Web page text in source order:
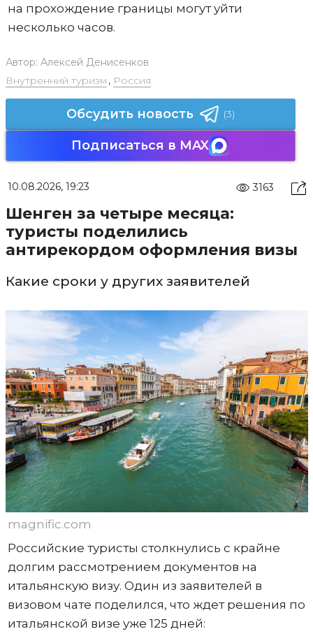
на прохождение границы могут уйти
несколько часов.
Автор: Алексей Денисенков
Внутренний туризм , Россия
Обсудить новость (3)
Подписаться в MAX
10.08.2026, 19:23 3163
Шенген за четыре месяца:
туристы поделились
антирекордом оформления визы
Какие сроки у других заявителей
magnific.com
Российские туристы столкнулись с крайне
долгим рассмотрением документов на
итальянскую визу. Один из заявителей в
визовом чате поделился, что ждет решения по
итальянской визе уже 125 дней: